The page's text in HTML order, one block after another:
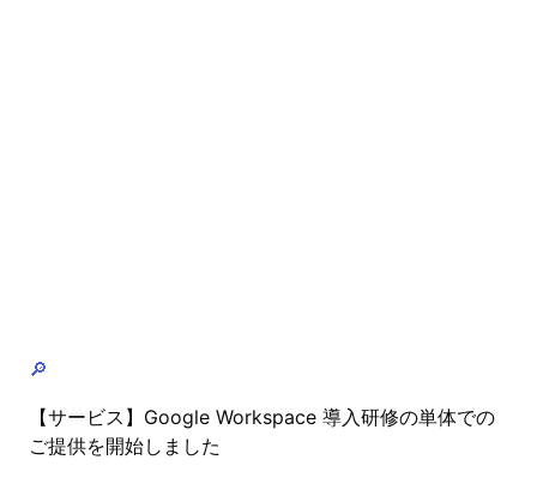
🔎
【サービス】Google Workspace 導入研修の単体での
ご提供を開始しました